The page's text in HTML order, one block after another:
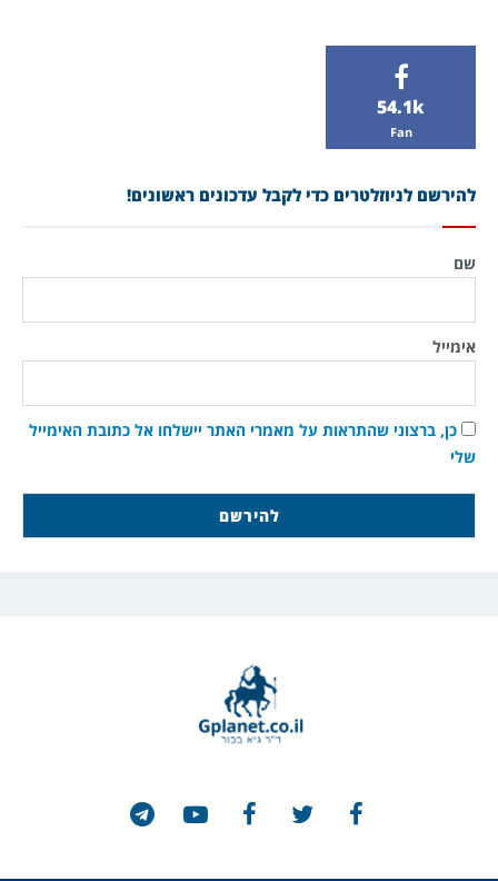
54.1k
Fan
להירשם לניוזלטרים כדי לקבל עדכונים ראשונים!
שם
אימייל
כן, ברצוני שהתראות על מאמרי האתר יישלחו אל כתובת האימייל
שלי